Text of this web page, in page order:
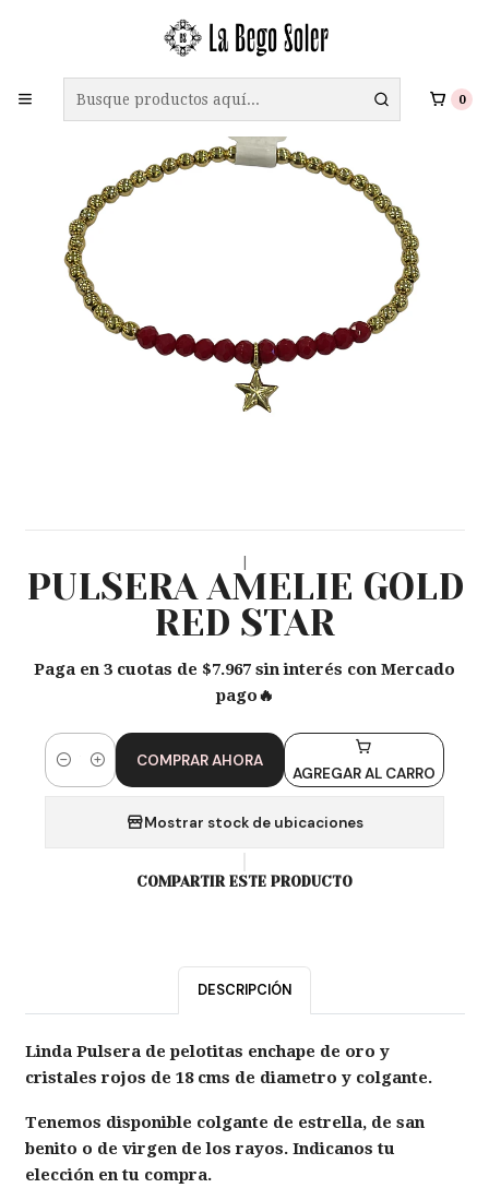
0
ENVÍO GRATIS A TODO CHILE EN COMPRAS SOBRE $69.990
|
PULSERA AMELIE GOLD
RED STAR
Paga en 3 cuotas de $7.967 sin interés con Mercado
pago🔥
Cantidad AGREGAR AL CARRO
COMPRAR AHORA
Mostrar stock de ubicaciones
COMPARTIR ESTE PRODUCTO
DESCRIPCIÓN
Linda Pulsera de pelotitas enchape de oro y
cristales rojos de 18 cms de diametro y colgante.
Tenemos disponible colgante de estrella, de san
benito o de virgen de los rayos. Indicanos tu
elección en tu compra.